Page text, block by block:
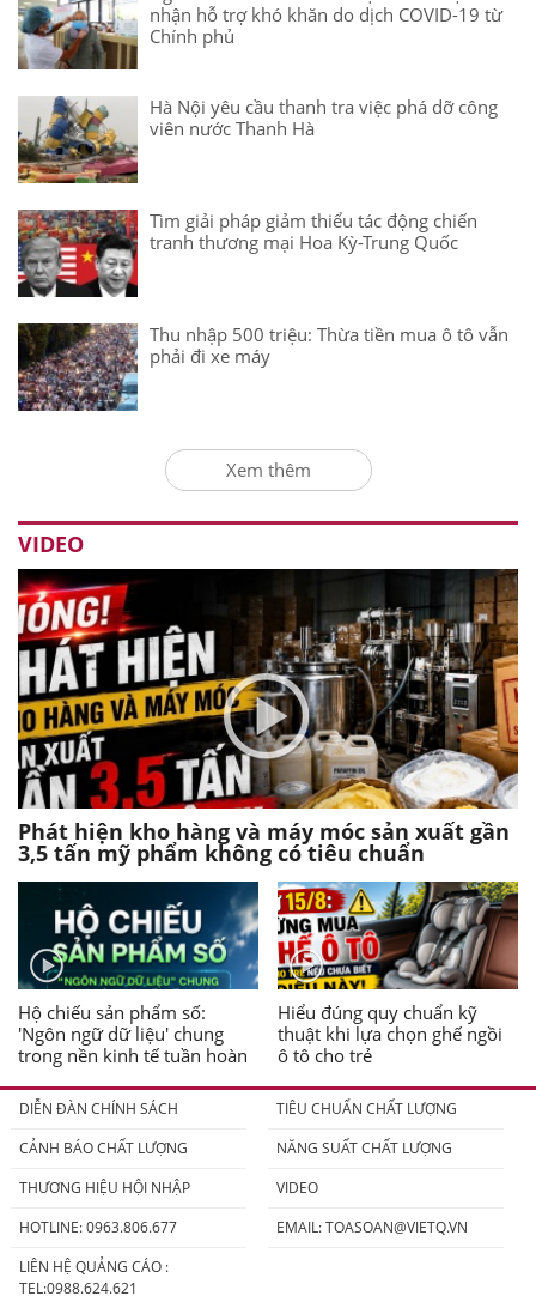
nhận hỗ trợ khó khăn do dịch COVID-19 từ
Chính phủ
Hà Nội yêu cầu thanh tra việc phá dỡ công
viên nước Thanh Hà
Tìm giải pháp giảm thiểu tác động chiến
tranh thương mại Hoa Kỳ-Trung Quốc
Thu nhập 500 triệu: Thừa tiền mua ô tô vẫn
phải đi xe máy
Xem thêm
VIDEO
Phát hiện kho hàng và máy móc sản xuất gần
3,5 tấn mỹ phẩm không có tiêu chuẩn
Hộ chiếu sản phẩm số:
'Ngôn ngữ dữ liệu' chung
trong nền kinh tế tuần hoàn
Hiểu đúng quy chuẩn kỹ
thuật khi lựa chọn ghế ngồi
ô tô cho trẻ
DIỄN ĐÀN CHÍNH SÁCH
TIÊU CHUẨN CHẤT LƯỢNG
CẢNH BÁO CHẤT LƯỢNG
NĂNG SUẤT CHẤT LƯỢNG
THƯƠNG HIỆU HỘI NHẬP
VIDEO
HOTLINE: 0963.806.677
EMAIL:TOASOAN@VIETQ.VN
LIÊN HỆ QUẢNG CÁO :
TEL:0988.624.621